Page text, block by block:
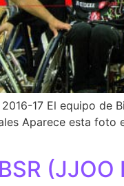
17 El equipo de
Aparece esta